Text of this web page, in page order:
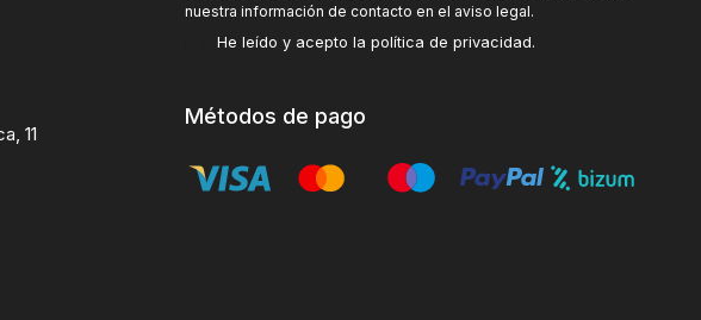
11
nuestra información de contacto en el aviso legal.
He leído y acepto la política de privacidad.
Métodos de pago